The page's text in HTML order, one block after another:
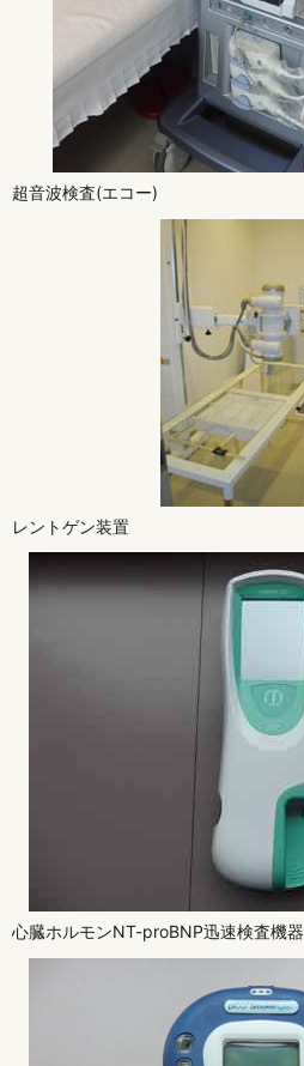
超音波検査(エコー)
レントゲン装置
心臓ホルモンNT-proBNP迅速検査機器